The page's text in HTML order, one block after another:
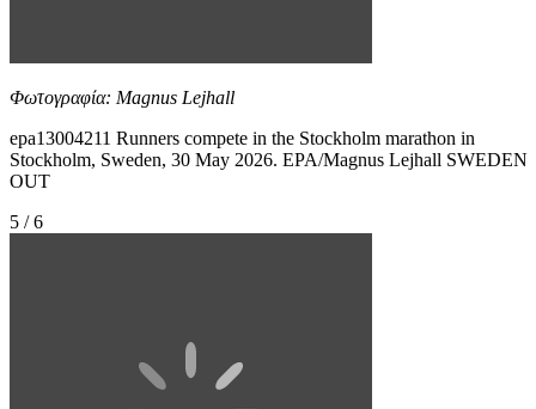
Φωτογραφία: Magnus Lejhall
epa13004211 Runners compete in the Stockholm marathon in
Stockholm, Sweden, 30 May 2026. EPA/Magnus Lejhall SWEDEN
OUT
5 / 6